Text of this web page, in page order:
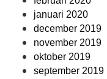
januari 2020
december 2019
november 2019
oktober 2019
september 2019